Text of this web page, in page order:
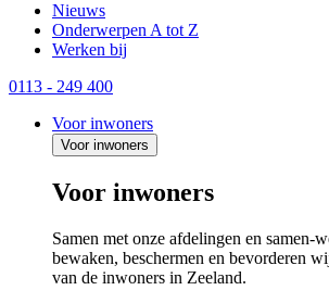
Nieuws
Onderwerpen A tot Z
Werken bij
0113 - 249 400
Voor inwoners
Voor inwoners
Voor inwoners
Samen met onze afdelingen en samen-
bewaken, beschermen en bevorderen
van de inwoners in Zeeland.